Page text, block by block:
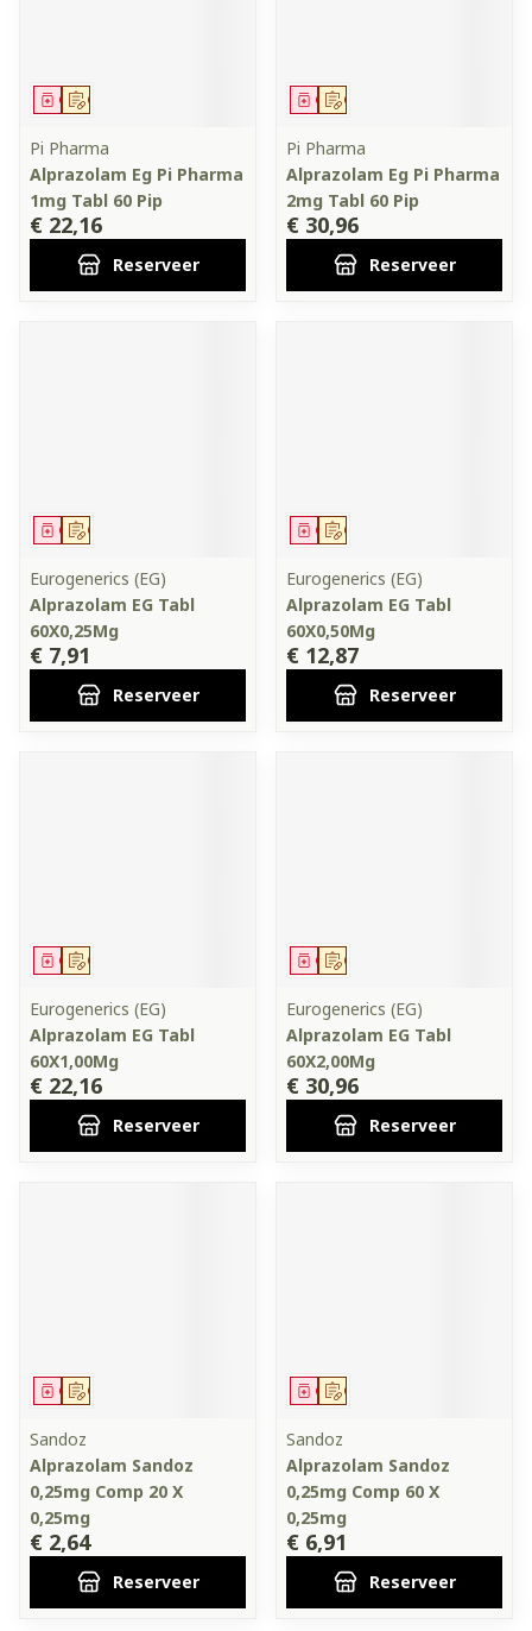
Op voorschrift
Geneesmiddel
Pi Pharma
Alprazolam Eg Pi Pharma
1mg Tabl 60 Pip
€ 22,16
Reserveer
Op voorschrift
Geneesmiddel
Pi Pharma
Alprazolam Eg Pi Pharma
2mg Tabl 60 Pip
€ 30,96
Reserveer
Op voorschrift
Geneesmiddel
Eurogenerics (EG)
Alprazolam EG Tabl
60X0,25Mg
€ 7,91
Reserveer
Op voorschrift
Geneesmiddel
Eurogenerics (EG)
Alprazolam EG Tabl
60X0,50Mg
€ 12,87
Reserveer
Op voorschrift
Geneesmiddel
Eurogenerics (EG)
Alprazolam EG Tabl
60X1,00Mg
€ 22,16
Reserveer
Op voorschrift
Geneesmiddel
Eurogenerics (EG)
Alprazolam EG Tabl
60X2,00Mg
€ 30,96
Reserveer
Op voorschrift
Geneesmiddel
Sandoz
Alprazolam Sandoz
0,25mg Comp 20 X
0,25mg
€ 2,64
Reserveer
Op voorschrift
Geneesmiddel
Sandoz
Alprazolam Sandoz
0,25mg Comp 60 X
0,25mg
€ 6,91
Reserveer